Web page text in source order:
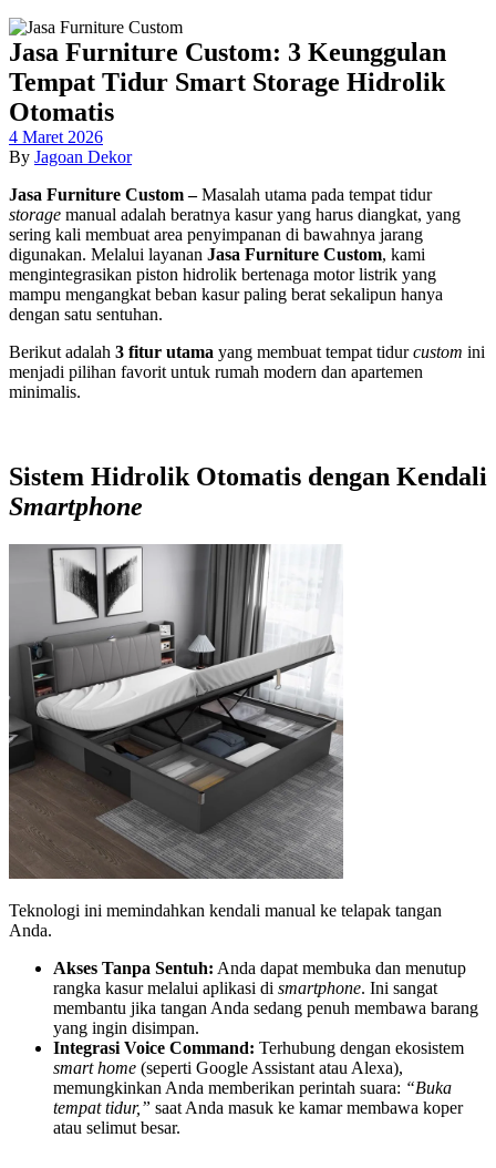
Jasa Furniture Custom: 3 Keunggulan
Tempat Tidur Smart Storage Hidrolik
Otomatis
4 Maret 2026
By Jagoan Dekor
Jasa Furniture Custom –Masalah utama pada tempat tidur
storage manual adalah beratnya kasur yang harus diangkat, yang
sering kali membuat area penyimpanan di bawahnya jarang
digunakan. Melalui layanan Jasa Furniture Custom, kami
mengintegrasikan piston hidrolik bertenaga motor listrik yang
mampu mengangkat beban kasur paling berat sekalipun hanya
dengan satu sentuhan.
Berikut adalah 3 fitur utama yang membuat tempat tidurcustom ini
menjadi pilihan favorit untuk rumah modern dan apartemen
minimalis.
Sistem Hidrolik Otomatis dengan Kendali
Smartphone
Teknologi ini memindahkan kendali manual ke telapak tangan
Anda.
Akses Tanpa Sentuh: Anda dapat membuka dan menutup
rangka kasur melalui aplikasi di smartphone. Ini sangat
membantu jika tangan Anda sedang penuh membawa barang
yang ingin disimpan.
Integrasi Voice Command: Terhubung dengan ekosistem
smart home (seperti Google Assistant atau Alexa),
memungkinkan Anda memberikan perintah suara: “Buka
tempat tidur,” saat Anda masuk ke kamar membawa koper
atau selimut besar.